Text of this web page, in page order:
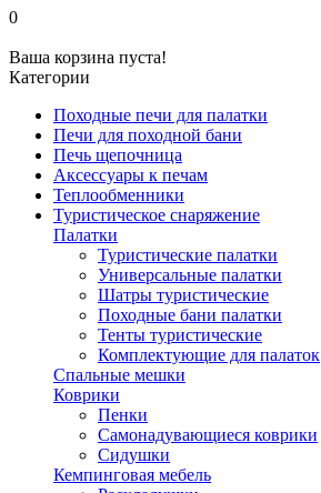
0
Ваша корзина пуста!
Категории
Походные печи для палатки
Печи для походной бани
Печь щепочница
Аксессуары к печам
Теплообменники
Туристическое снаряжение
Палатки
Туристические палатки
Универсальные палатки
Шатры туристические
Походные бани палатки
Тенты туристические
Комплектующие для палаток
Спальные мешки
Коврики
Пенки
Самонадувающиеся коврики
Сидушки
Кемпинговая мебель